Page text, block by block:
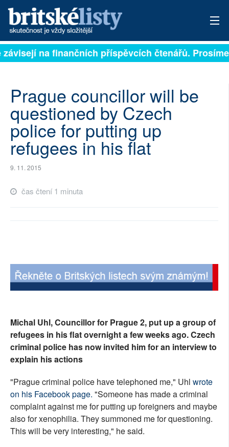
PŘIHLÁSIT
ARCHIV
ROZHOVORY
TÉMATA
NEJČTENĚJŠÍ ZA 7 DNÍ
AUTOŘI
RUBRIKY
PLNÁ VERZE STRÁNEK
na finančních příspěvcích čtenářů.
Prague councillor will be
questioned by Czech
police for putting up
refugees in his flat
9. 11. 2015
čas čtení 1 minuta
Michal Uhl, Councillor for Prague 2, put up a group of
refugees in his flat overnight a few weeks ago. Czech
criminal police has now invited him for an interview to
explain his actions
"Prague criminal police have telephoned me," Uhl wrote
on his Facebook page. "Someone has made a criminal
complaint against me for putting up foreigners and maybe
also for xenophilia. They summoned me for questioning.
This will be very interesting," he said.